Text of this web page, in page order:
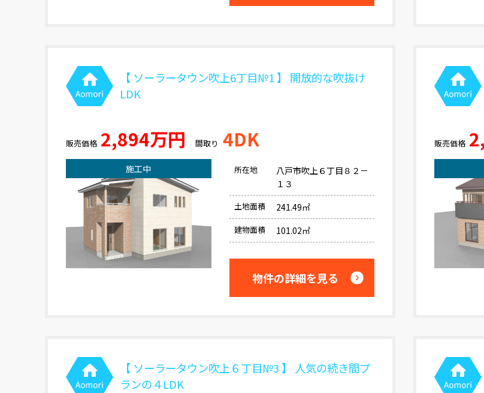
【 ソーラータウン吹上6丁目№1 】 開放的な吹抜け
LDK
販売価格 2,894万円 間取り 4DK
施工中 所在地
八戸市吹上６丁目８２－
１３
土地面積 241.49㎡
建物面積 101.02㎡
物件の詳細を見る
販売価格
【 ソーラータウン吹上６丁目№3 】 人気の続き間プ
ランの４LDK